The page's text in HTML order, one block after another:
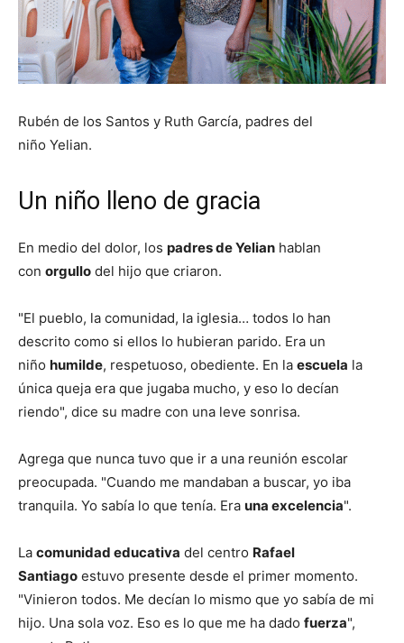
Rubén de los Santos y Ruth García, padres del
niño Yelian.
Un niño lleno de gracia
En medio del dolor, los padres de Yelian hablan
con orgullo del hijo que criaron.
"El pueblo, la comunidad, la iglesia… todos lo han
descrito como si ellos lo hubieran parido. Era un
niño humilde, respetuoso, obediente. En la escuela la
única queja era que jugaba mucho, y eso lo decían
riendo", dice su madre con una leve sonrisa.
Agrega que nunca tuvo que ir a una reunión escolar
preocupada. "Cuando me mandaban a buscar, yo iba
tranquila. Yo sabía lo que tenía. Era una excelencia".
La comunidad educativa del centro Rafael
Santiago estuvo presente desde el primer momento.
"Vinieron todos. Me decían lo mismo que yo sabía de mi
hijo. Una sola voz. Eso es lo que me ha dado fuerza",